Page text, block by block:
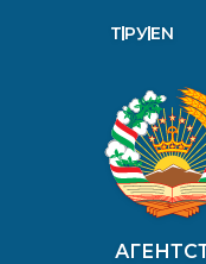
ТҶ РУEN